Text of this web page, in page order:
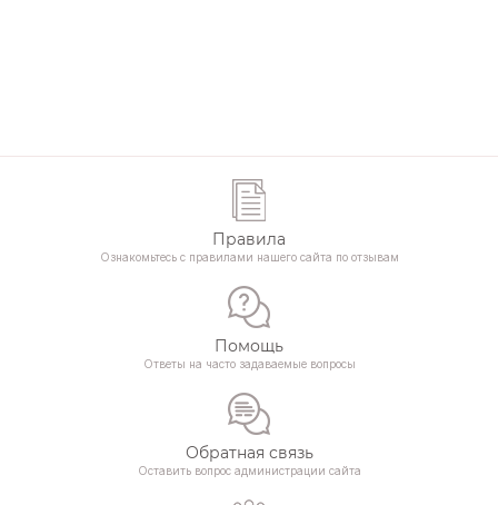
Правила
Ознакомьтесь с правилами нашего сайта по отзывам
Помощь
Ответы на часто задаваемые вопросы
Обратная связь
Оставить вопрос администрации сайта